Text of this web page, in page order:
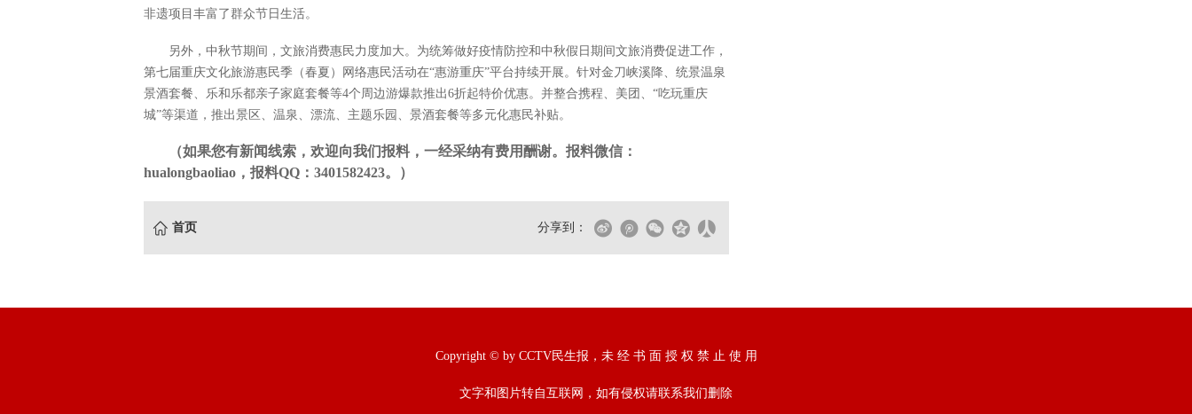
非遗项目丰富了群众节日生活。
另外，中秋节期间，文旅消费惠民力度加大。为统筹做好疫情防控和中秋假日期间文旅消费促进工作，
第七届重庆文化旅游惠民季（春夏）网络惠民活动在“惠游重庆”平台持续开展。针对金刀峡溪降、统景温泉
景酒套餐、乐和乐都亲子家庭套餐等4个周边游爆款推出6折起特价优惠。并整合携程、美团、“吃玩重庆
城”等渠道，推出景区、温泉、漂流、主题乐园、景酒套餐等多元化惠民补贴。
（如果您有新闻线索，欢迎向我们报料，一经采纳有费用酬谢。报料微信：
hualongbaoliao，报料QQ：3401582423。）
首页 分享到：
Copyright © by CCTV民生报，未 经 书 面 授 权 禁 止 使 用
文字和图片转自互联网，如有侵权请联系我们删除